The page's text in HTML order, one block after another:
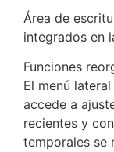
Área de
integrados en
Funciones
El menú
accede a
recientes y
temporales se